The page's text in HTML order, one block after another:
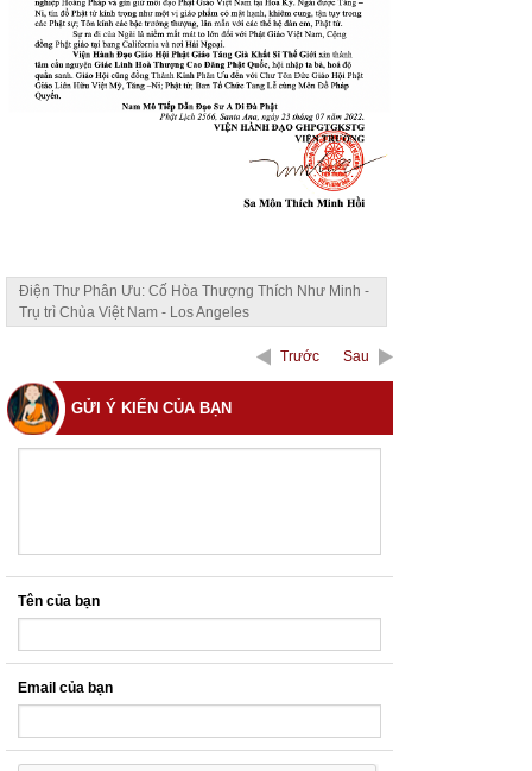
Điện Thư Phân Ưu: Cố Hòa Thượng Thích Như Minh -
Trụ trì Chùa Việt Nam - Los Angeles
Trước Sau
GỬI Ý KIẾN CỦA BẠN
Tên của bạn
Email của bạn